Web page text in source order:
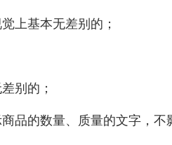
上基本无差别的；
别的；
的数量、质量的文字，不